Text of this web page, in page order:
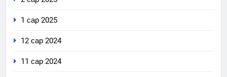
1 сар 2025
12 сар 2024
11 сар 2024